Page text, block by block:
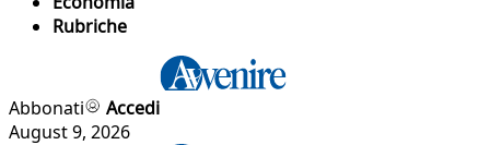
Rubriche
Abbonati
Accedi
August 9, 2026